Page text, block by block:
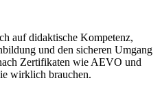
auf didaktische Kompetenz,
und den sicheren Umgang
Zertifikaten wie AEVO und
wirklich brauchen.